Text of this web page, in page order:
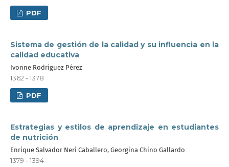
PDF
Sistema de gestión de la calidad y su influencia en la
calidad educativa
Ivonne Rodríguez Pérez
1362 - 1378
PDF
Estrategias y estilos de aprendizaje en estudiantes
de nutrición
Enrique Salvador Neri Caballero, Georgina Chino Gallardo
1379 - 1394